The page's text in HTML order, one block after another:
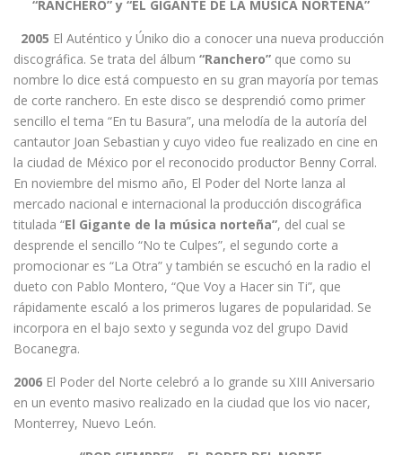
“RANCHERO” y “EL GIGANTE DE LA MÚSICA NORTEÑA”
2005 El Auténtico y Úniko dio a conocer una nueva producción
discográfica. Se trata del álbum “Ranchero” que como su
nombre lo dice está compuesto en su gran mayoría por temas
de corte ranchero. En este disco se desprendió como primer
sencillo el tema “En tu Basura”, una melodía de la autoría del
cantautor Joan Sebastian y cuyo video fue realizado en cine en
la ciudad de México por el reconocido productor Benny Corral.
En noviembre del mismo año, El Poder del Norte lanza al
mercado nacional e internacional la producción discográfica
titulada “El Gigante de la música norteña”, del cual se
desprende el sencillo “No te Culpes”, el segundo corte a
promocionar es “La Otra” y también se escuchó en la radio el
dueto con Pablo Montero, “Que Voy a Hacer sin Ti”, que
rápidamente escaló a los primeros lugares de popularidad. Se
incorpora en el bajo sexto y segunda voz del grupo David
Bocanegra.
2006 El Poder del Norte celebró a lo grande su XIII Aniversario
en un evento masivo realizado en la ciudad que los vio nacer,
Monterrey, Nuevo León.